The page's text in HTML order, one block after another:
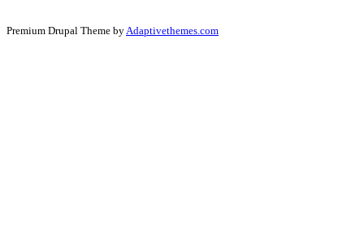
Premium Drupal Theme by Adaptivethemes.com